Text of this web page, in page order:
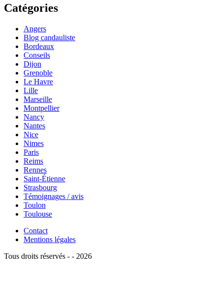
Catégories
Angers
Blog candauliste
Bordeaux
Conseils
Dijon
Grenoble
Le Havre
Lille
Marseille
Montpellier
Nancy
Nantes
Nice
Nimes
Paris
Reims
Rennes
Saint-Étienne
Strasbourg
Témoignages / avis
Toulon
Toulouse
Contact
Mentions légales
Tous droits réservés - - 2026